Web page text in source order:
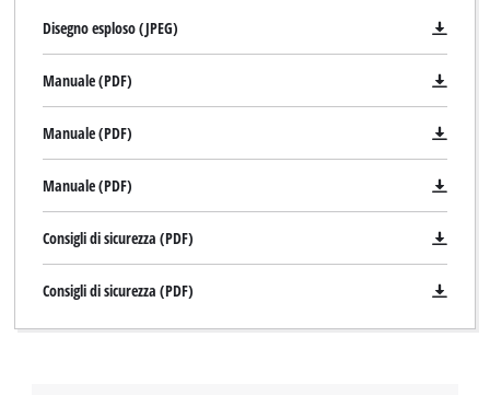
Powered by
Disegno esploso (JPEG)
Manuale (PDF)
Manuale (PDF)
Manuale (PDF)
Consigli di sicurezza (PDF)
Consigli di sicurezza (PDF)